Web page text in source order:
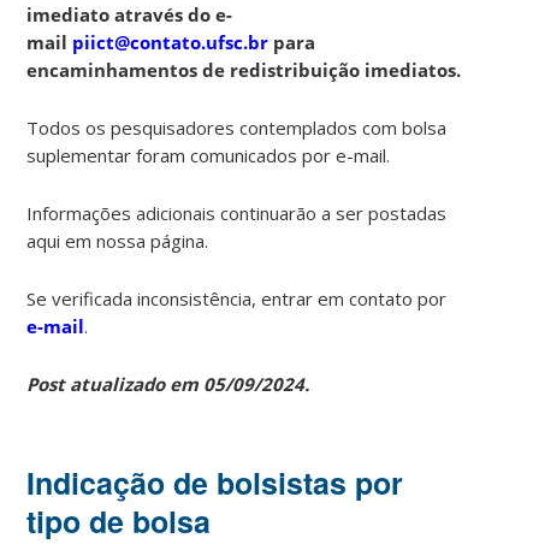
imediato através do e-
mail piict@contato.ufsc.br para
encaminhamentos de redistribuição imediatos.
Todos os pesquisadores contemplados com bolsa
suplementar foram comunicados por e-mail.
Informações adicionais continuarão a ser postadas
aqui em nossa página.
Se verificada inconsistência, entrar em contato por
e-mail.
Post atualizado em 05/09/2024.
Indicação de bolsistas por
tipo de bolsa